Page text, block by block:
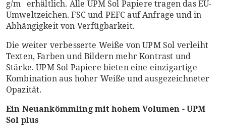
g/m erhältlich. Alle UPM Sol Papiere tragen das EU-
Umweltzeichen. FSC und PEFC auf Anfrage und in
Abhängigkeit von Verfügbarkeit.
Die weiter verbesserte Weiße von UPM Sol verleiht
Texten, Farben und Bildern mehr Kontrast und
Stärke. UPM Sol Papiere bieten eine einzigartige
Kombination aus hoher Weiße und ausgezeichneter
Opazität.
Ein Neuankömmling mit hohem Volumen - UPM
Sol plus